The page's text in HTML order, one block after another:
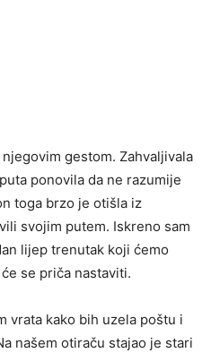
gestom. Zahvaljivala
ponovila da ne razumije
toga brzo je otišla iz
svojim putem. Iskreno sam
lijep trenutak koji ćemo
se priča nastaviti.
vrata kako bih uzela poštu i
našem otiraču stajao je stari